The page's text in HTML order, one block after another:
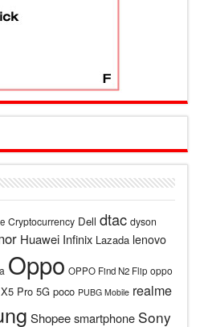
Cryptocurrency Dell dtac dyson
Huawei Infinix Lazada lenovo
Oppo OPPO Find N2 Flip oppo
Pro 5G poco PUBG Mobile realme
Shopeesmartphone Sony